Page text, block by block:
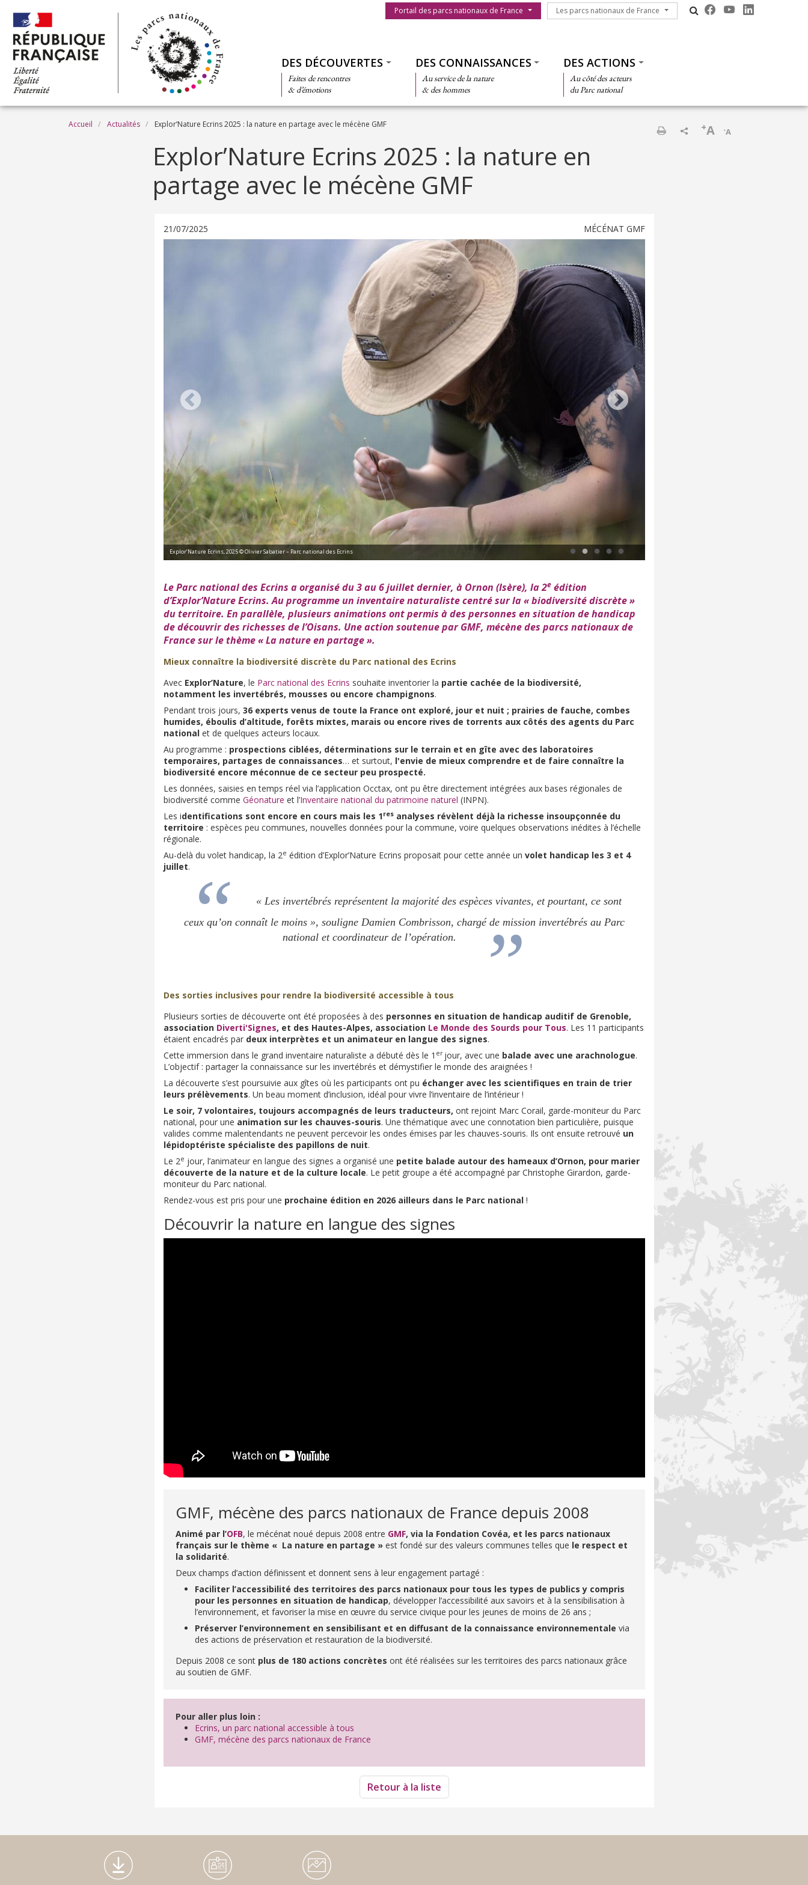
Menu du parc
Portail des parcs nationaux de France Les parcs nationaux de France
Les parcs nationaux de France
DES DÉCOUVERTES
Faites de rencontres
& d’émotions
DES CONNAISSANCES
Au service de la nature
& des hommes
DES ACTIONS
Au côté des acteurs
du Parc national
Fil d'Ariane
Accueil Actualités Explor’Nature Ecrins 2025 : la nature en partage avec le mécène GMF
-A
+A
Explor’Nature Ecrins 2025 : la nature en
partage avec le mécène GMF
21/07/2025 MÉCÉNAT GMF
Explor’Nature Ecrins, 2025 © Olivier Sabatier – Parc national des Ecrins
Le Parc national des Ecrins a organisé du 3 au 6 juillet dernier, à Ornon (Isère), la 2eédition
d’Explor’Nature Ecrins. Au programme un inventaire naturaliste centré sur la « biodiversité discrète »
du territoire. En parallèle, plusieurs animations ont permis à des personnes en situation de handicap
de découvrir des richesses de l’Oisans. Une action soutenue parGMF, mécène des parcs nationaux de
France sur le thème « La nature en partage ».
Mieux connaître la biodiversité discrète du Parc national des Ecrins
Avec Explor’Nature, le Parc national des Ecrins souhaite inventorier la partie cachée de la biodiversité,
notamment les invertébrés, mousses ou encore champignons.
Pendant trois jours, 36 experts venus de toute la France ont exploré, jour et nuit ; prairies de fauche, combes
humides, éboulis d’altitude, forêts mixtes, marais ou encore rives de torrents aux côtés des agents du Parc
nationalet de quelques acteurs locaux.
Au programme : prospections ciblées, déterminations sur le terrain et en gîte avec des laboratoires
temporaires, partages de connaissances… et surtout, l'envie de mieux comprendre et de faire connaître la
biodiversité encore méconnue de ce secteur peu prospecté.
Les données, saisies en temps réel via l’application Occtax, ont pu être directement intégrées aux bases régionales de
biodiversité comme Géonature et l’Inventaire national du patrimoine naturel (INPN).
Les identifications sont encore en cours mais les 1resanalyses révèlent déjà la richesse insoupçonnée du
territoire : espèces peu communes, nouvelles données pour la commune, voire quelques observations inédites à l’échelle
régionale.
Au-delà du volet handicap, la 2e édition d’Explor’Nature Ecrins proposait pour cette année un volet handicap les 3 et 4
juillet.
« Les invertébrés représentent la majorité des espèces vivantes, et pourtant, ce sont
ceux qu’on connaît le moins », souligne Damien Combrisson, chargé de mission invertébrés au Parc
national et coordinateur de l’opération.
Des sorties inclusives pour rendre la biodiversité accessible à tous
Plusieurs sorties de découverte ont été proposées à des personnes en situation de handicap auditif de Grenoble,
association Diverti'Signes, et des Hautes-Alpes, association Le Monde des Sourds pour Tous. Les 11 participants
étaient encadrés pardeux interprètes et un animateur en langue des signes.
Cette immersion dans le grand inventaire naturaliste a débuté dès le 1 er jour, avec une balade avec une arachnologue.
L’objectif : partager la connaissance sur les invertébrés et démystifier le monde des araignées !
La découverte s’est poursuivie aux gîtes où les participants ont pu échanger avec les scientifiques en train de trier
leurs prélèvements. Un beau moment d’inclusion, idéal pour vivre l’inventaire de l’intérieur !
Le soir, 7 volontaires, toujours accompagnés de leurs traducteurs, ont rejoint Marc Corail, garde-moniteur du Parc
national, pour une animation sur les chauves-souris. Une thématique avec une connotation bien particulière, puisque
valides comme malentendants ne peuvent percevoir les ondes émises par les chauves-souris. Ils ont ensuite retrouvé un
lépidoptériste spécialiste des papillons de nuit.
Le 2e jour, l’animateur en langue des signes a organisé une petite balade autour des hameaux d’Ornon, pour marier
découverte de la nature et de la culture locale. Le petit groupe a été accompagné par Christophe Girardon, garde-
moniteur du Parc national.
Rendez-vous est pris pour une prochaine édition en 2026 ailleurs dans le Parc national!
Découvrir la nature en langue des signes
GMF, mécène des parcs nationaux de France depuis 2008
Animé par l’OFB, le mécénat noué depuis 2008 entre GMF, via la Fondation Covéa, et les parcs nationaux
français sur le thème « La nature en partage »est fondé sur des valeurs communes telles que le respect et
la solidarité.
Deux champs d’action définissent et donnent sens à leur engagement partagé :
Faciliter l’accessibilité des territoires des parcs nationaux pour tous les types de publics y compris
pour les personnes en situation de handicap, développer l’accessibilité aux savoirs et à la sensibilisation à
l’environnement, et favoriser la mise en œuvre du service civique pour les jeunes de moins de 26 ans ;
Préserver l’environnement en sensibilisant et en diffusant de la connaissance environnementale via
des actions de préservation et restauration de la biodiversité.
Depuis 2008 ce sont plus de 180 actions concrètes ont été réalisées sur les territoires des parcs nationaux grâce
au soutien de GMF.
Pour aller plus loin :
Ecrins, un parc national accessible à tous
GMF, mécène des parcs nationaux de France
Retour à la liste
Médiathèque Footer